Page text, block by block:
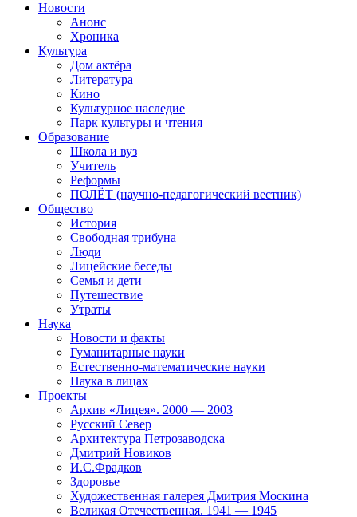
Новости
Анонс
Хроника
Культура
Дом актёра
Литература
Кино
Культурное наследие
Парк культуры и чтения
Образование
Школа и вуз
Учитель
Реформы
ПОЛЁТ (научно-педагогический вестник)
Общество
История
Свободная трибуна
Люди
Лицейские беседы
Семья и дети
Путешествие
Утраты
Наука
Новости и факты
Гуманитарные науки
Естественно-математические науки
Наука в лицах
Проекты
Архив «Лицея». 2000 — 2003
Русский Север
Архитектура Петрозаводска
Дмитрий Новиков
И.С.Фрадков
Здоровье
Художественная галерея Дмитрия Москина
Великая Отечественная. 1941 — 1945